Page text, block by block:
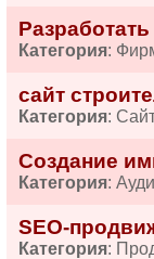
Категория:
сайт
Категория:
Создание
Категория:
SEO-
Категория: